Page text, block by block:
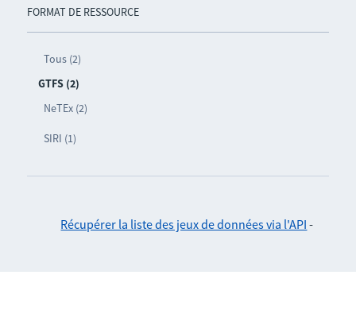
FORMAT DE RESSOURCE
Tous (2)
GTFS (2)
NeTEx (2)
SIRI (1)
Récupérer la liste des jeux de données via l'API -